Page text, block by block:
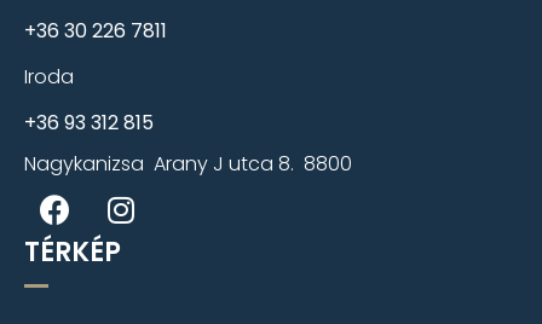
+36 30 226 7811
Iroda
+36 93 312 815
Nagykanizsa Arany J utca 8. 8800
TÉRKÉP